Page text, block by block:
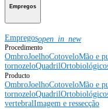
Empregos
Empregosopen_in_new
Procedimento
OmbroJoelhoCotoveloMão e
tornozeloQuadril
Producto
OmbroJoelhoCotoveloMão e
tornozeloQuadril
vertebralImagem e ressecção